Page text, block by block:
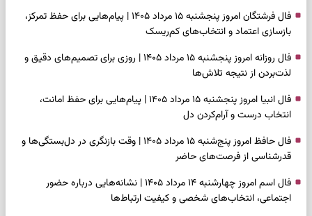
فال فرشتگان امروز پنجشنبه ۱۵ مرداد ۱۴۰۵ | پیام‌هایی برای حفظ تمرکز،
بازسازی اعتماد و انتخاب‌های کم‌ریسک
فال روزانه امروز پنجشنبه ۱۵ مرداد ۱۴۰۵ | روزی برای تصمیم‌های دقیق و
لذت‌بردن از نتیجه تلاش‌ها
فال انبیا امروز پنجشنبه ۱۵ مرداد ۱۴۰۵ | پیام‌هایی برای حفظ امانت،
انتخاب درست و آرام‌کردن دل
فال حافظ امروز پنج‌شنبه ۱۵ مرداد ۱۴۰۵ | وقت بازنگری در دل‌بستگی‌ها و
قدرشناسی از فرصت‌های حاضر
فال اسم امروز چهارشنبه ۱۴ مرداد ۱۴۰۵ | نشانه‌هایی درباره حضور
اجتماعی، انتخاب‌های شخصی و کیفیت ارتباط‌ها